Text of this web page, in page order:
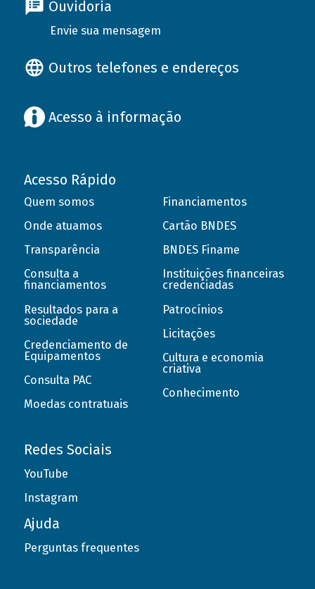
Ouvidoria
Envie sua mensagem
Outros telefones e endereços
Acesso à informação
Acesso Rápido
Quem somos
Onde atuamos
Transparência
Consulta a
financiamentos
Resultados para a
sociedade
Credenciamento de
Equipamentos
Consulta PAC
Moedas contratuais
Financiamentos
Cartão BNDES
BNDES Finame
Instituições financeiras
credenciadas
Patrocínios
Licitações
Cultura e economia
criativa
Conhecimento
Redes Sociais
YouTube
Instagram
Ajuda
Perguntas frequentes